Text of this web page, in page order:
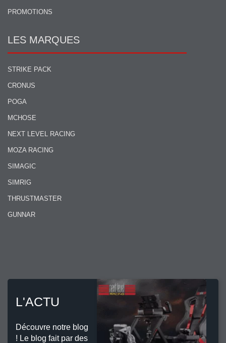
PROMOTIONS
LES MARQUES
STRIKE PACK
CRONUS
POGA
MCHOSE
NEXT LEVEL RACING
MOZA RACING
SIMAGIC
SIMRIG
THRUSTMASTER
GUNNAR
L'ACTU
Découvre notre blog
! Le blog fait par des